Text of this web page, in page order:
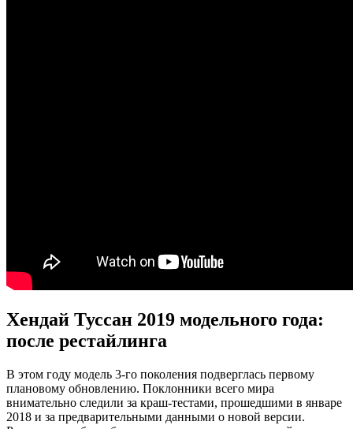
Хендай Туссан 2019 модельного года:
после рестайлинга
В этом году модель 3-го поколения подверглась первому
плановому обновлению. Поклонники всего мира
внимательно следили за краш-тестами, прошедшими в январе
2018 и за предварительными данными о новой версии.